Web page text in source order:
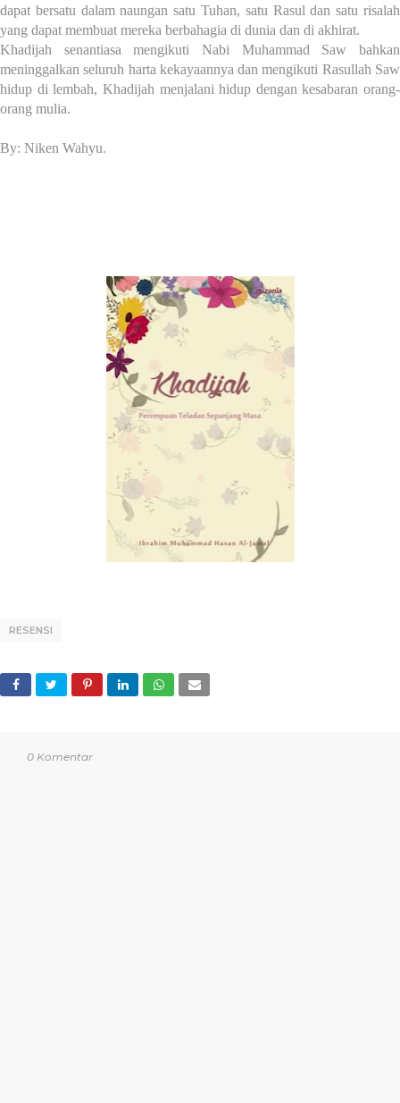
dapat bersatu dalam naungan satu Tuhan, satu Rasul dan satu risalah
yang dapat membuat mereka berbahagia di dunia dan di akhirat.
Khadijah senantiasa mengikuti Nabi Muhammad Saw bahkan
meninggalkan seluruh harta kekayaannya dan mengikuti Rasullah Saw
hidup di lembah, Khadijah menjalani hidup dengan kesabaran orang-
orang mulia.
By: Niken Wahyu.
RESENSI
0 Komentar